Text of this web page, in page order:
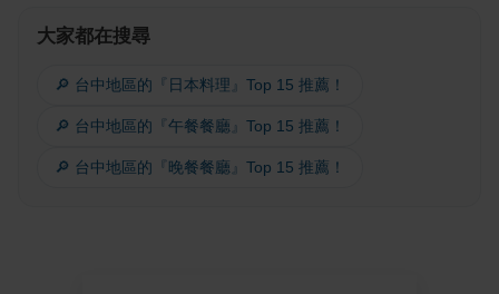
大家都在搜尋
🔎 台中地區的『日本料理』Top 15 推薦！
🔎 台中地區的『午餐餐廳』Top 15 推薦！
🔎 台中地區的『晚餐餐廳』Top 15 推薦！